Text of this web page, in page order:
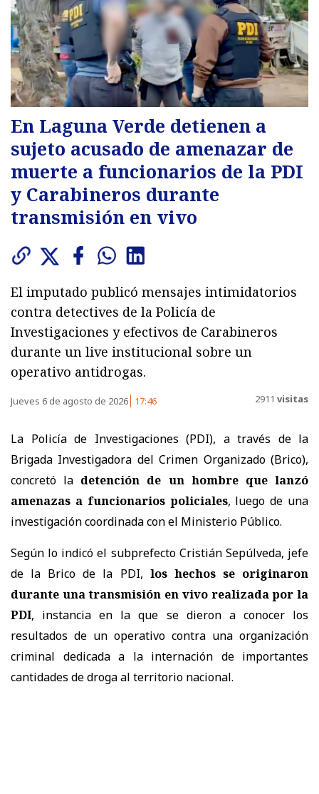
En Laguna Verde detienen a
sujeto acusado de amenazar de
muerte a funcionarios de la PDI
y Carabineros durante
transmisión en vivo
El imputado publicó mensajes intimidatorios
contra detectives de la Policía de
Investigaciones y efectivos de Carabineros
durante un live institucional sobre un
operativo antidrogas.
Jueves 6 de agosto de 2026 17:46 2911 visitas
La Policía de Investigaciones (PDI), a través de la
Brigada Investigadora del Crimen Organizado (Brico),
concretó la detención de un hombre que lanzó
amenazas a funcionarios policiales, luego de una
investigación coordinada con el Ministerio Público.
Según lo indicó el subprefecto Cristián Sepúlveda, jefe
de la Brico de la PDI, los hechos se originaron
durante una transmisión en vivo realizada por la
PDI, instancia en la que se dieron a conocer los
resultados de un operativo contra una organización
criminal dedicada a la internación de importantes
cantidades de droga al territorio nacional.